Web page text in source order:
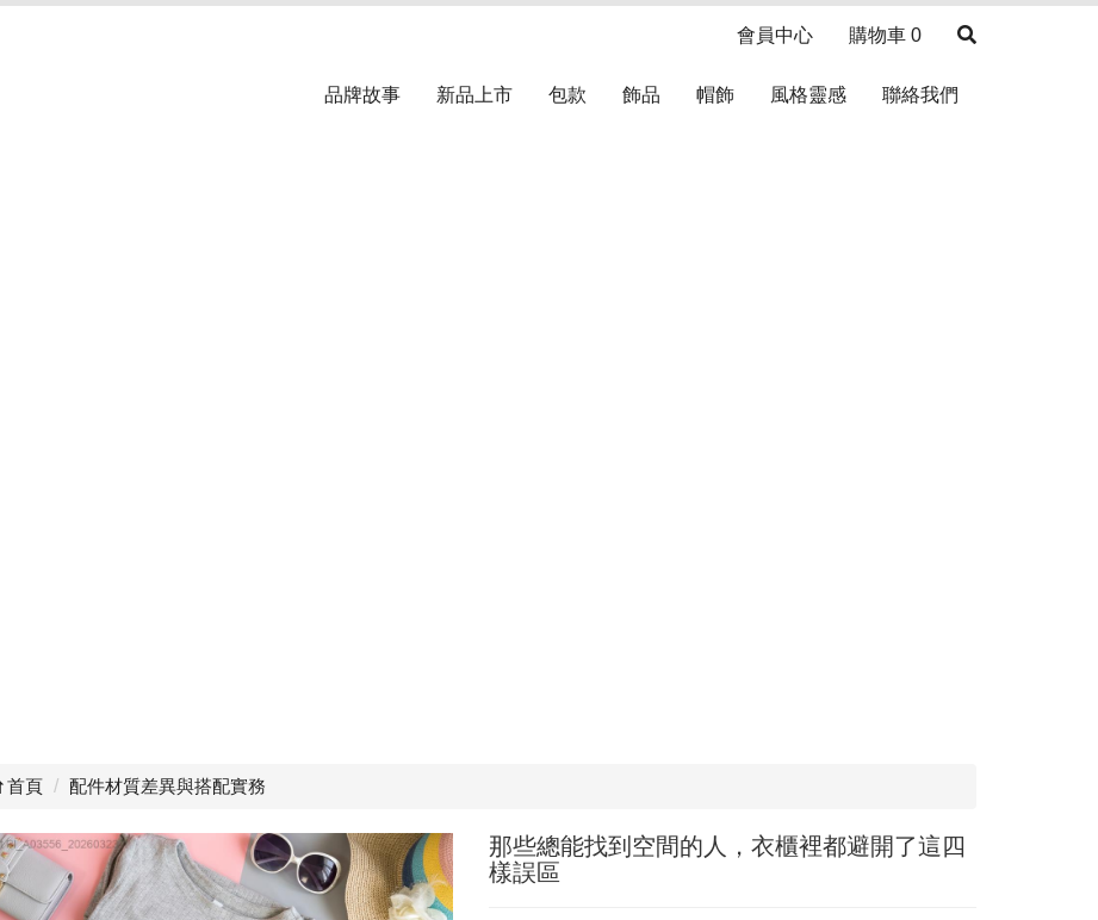
會員中心 購物車 0
品牌故事 新品上市 包款 飾品 帽飾 風格靈感 聯絡我們
首頁 配件材質差異與搭配實務
那些總能找到空間的人，衣櫃裡都避開了這四
樣誤區